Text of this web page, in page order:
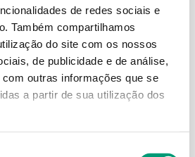
de redes sociais e
Também compartilhamos
do site com os nossos
de publicidade e de análise,
outras informações que se
a partir de sua utilização dos
SYSTANE